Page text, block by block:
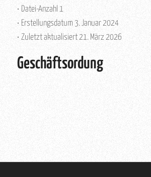
Datei-Anzahl 1
Erstellungsdatum 3. Januar 2024
Zuletzt aktualisiert21. März 2026
Geschäftsordung